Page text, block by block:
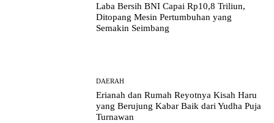
Laba Bersih BNI Capai Rp10,8 Triliun,
Ditopang Mesin Pertumbuhan yang
Semakin Seimbang
DAERAH
Erianah dan Rumah Reyotnya Kisah Haru
yang Berujung Kabar Baik dari Yudha Puja
Turnawan